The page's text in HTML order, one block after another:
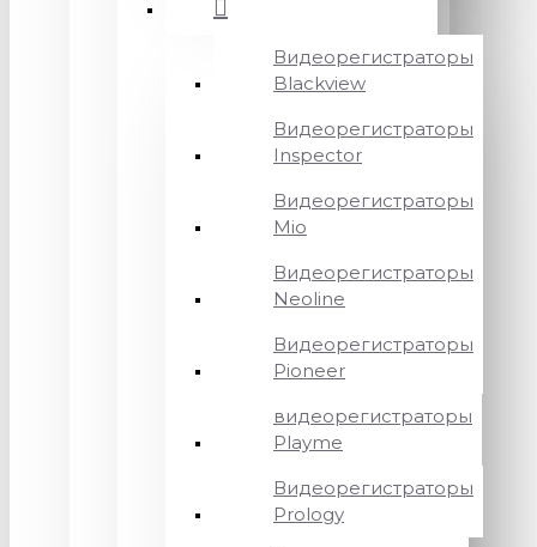
Видеорегистраторы
Blackview
Видеорегистраторы
Inspector
Видеорегистраторы
Mio
Видеорегистраторы
Neoline
Видеорегистраторы
Pioneer
видеорегистраторы
Playme
Видеорегистраторы
Prology